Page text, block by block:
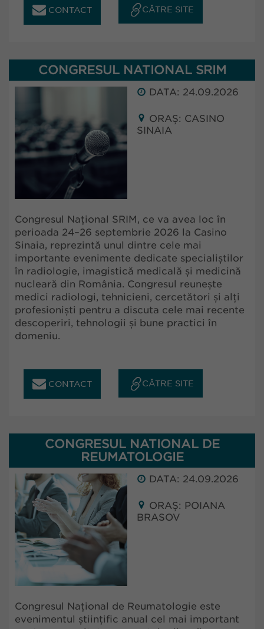
CONTACT CĂTRE SITE
CONGRESUL NATIONAL SRIM
DATA: 24.09.2026
ORAȘ: CASINO
SINAIA
Congresul Național SRIM, ce va avea loc în
perioada 24–26 septembrie 2026 la Casino
Sinaia, reprezintă unul dintre cele mai
importante evenimente dedicate specialiștilor
în radiologie, imagistică medicală și medicină
nucleară din România. Congresul reunește
medici radiologi, tehnicieni, cercetători și alți
profesioniști pentru a discuta cele mai recente
descoperiri, tehnologii și bune practici în
domeniu.
CONTACT CĂTRE SITE
CONGRESUL NATIONAL DE
REUMATOLOGIE
DATA: 24.09.2026
ORAȘ: POIANA
BRASOV
Congresul Național de Reumatologie este
evenimentul științific anual cel mai important